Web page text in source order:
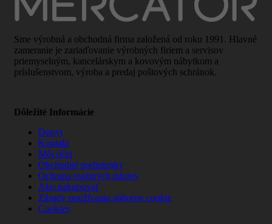
Sme výrobná a obchodná firma založená od roku 1991. Hlavné
zameranie je zariaďovanie výrobných firiem a servisov
priemyselným, kancelárskym a kovovým nábytkom a
príslušenstvom, výroba a predaj poštových schránok.
Dôležité Informácie
Dopyt
Kontakt
Môj účet
Obchodné podmienky
Ochrana osobných údajov
Ako nakupovať
Zásady používania súborov cookie
Cookies